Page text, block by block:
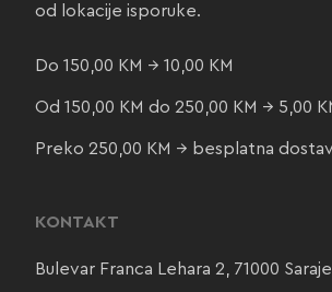
od lokacije isporuke.
Do 150,00 KM → 10,00 KM
Od 150,00 KM do 250,00 KM → 5,00
Preko 250,00 KM → besplatna
KONTAKT
Bulevar Franca Lehara 2, 71000